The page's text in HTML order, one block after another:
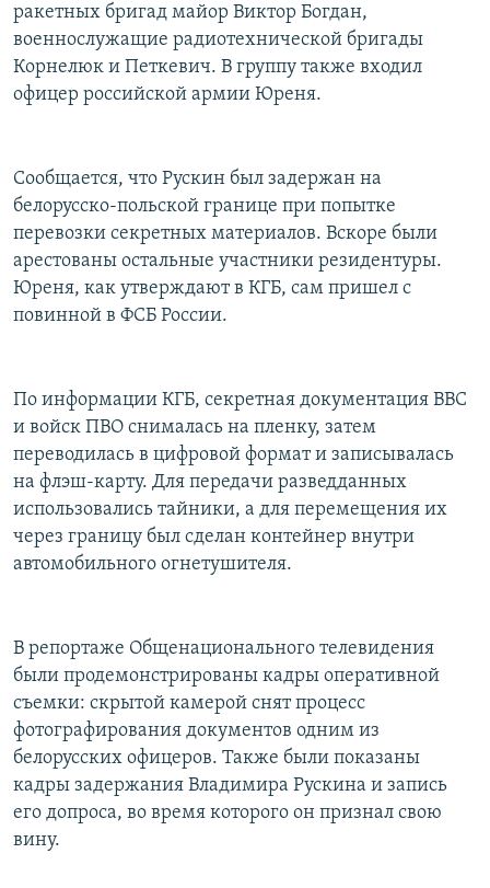
ракетных бригад майор Виктор Богдан,
военнослужащие радиотехнической бригады
Корнелюк и Петкевич. В группу также входил
офицер российской армии Юреня.
Сообщается, что Рускин был задержан на
белорусско-польской границе при попытке
перевозки секретных материалов. Вскоре были
арестованы остальные участники резидентуры.
Юреня, как утверждают в КГБ, сам пришел с
повинной в ФСБ России.
По информации КГБ, секретная документация ВВС
и войск ПВО снималась на пленку, затем
переводилась в цифровой формат и записывалась
на флэш-карту. Для передачи разведданных
использовались тайники, а для перемещения их
через границу был сделан контейнер внутри
автомобильного огнетушителя.
В репортаже Общенационального телевидения
были продемонстрированы кадры оперативной
съемки: скрытой камерой снят процесс
фотографирования документов одним из
белорусских офицеров. Также были показаны
кадры задержания Владимира Рускина и запись
его допроса, во время которого он признал свою
вину.